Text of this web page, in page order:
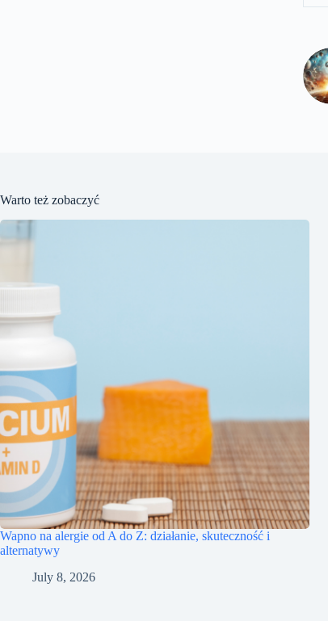
Warto też zobaczyć
Wapno na alergie od A do Z: działanie, skuteczność i
alternatywy
July 8, 2026